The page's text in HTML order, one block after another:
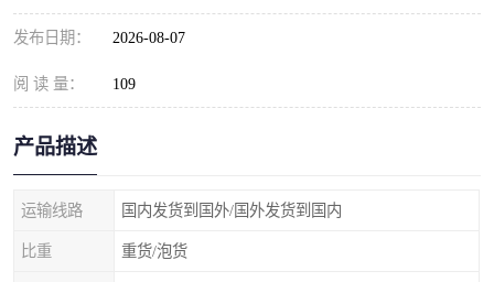
发布日期： 2026-08-07
阅 读 量： 109
产品描述
运输线路 国内发货到国外/国外发货到国内
比重 重货/泡货